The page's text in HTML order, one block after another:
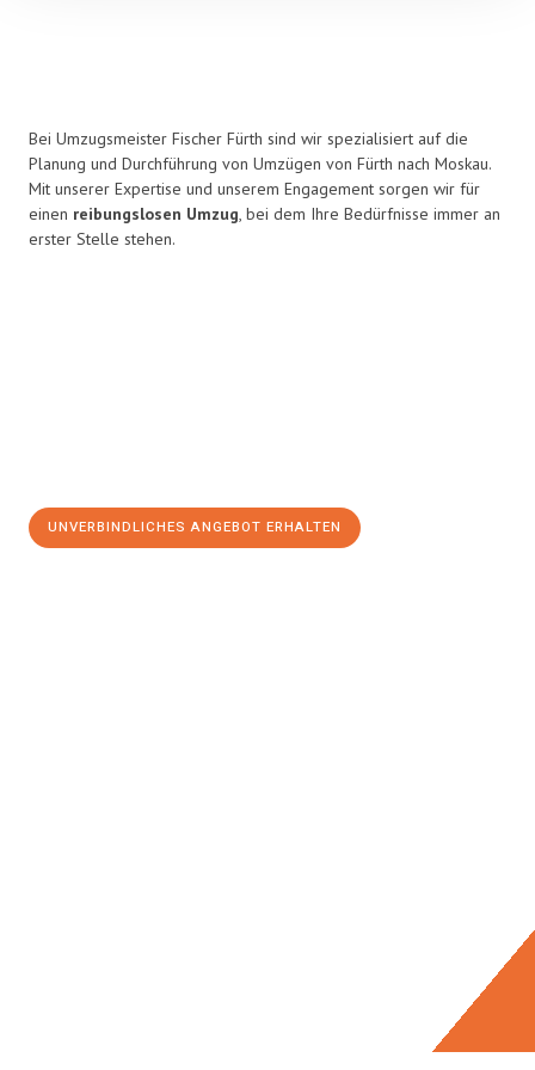
Bei Umzugsmeister Fischer Fürth sind wir spezialisiert auf die
Planung und Durchführung von Umzügen von Fürth nach Moskau.
Mit unserer Expertise und unserem Engagement sorgen wir für
einen reibungslosen Umzug, bei dem Ihre Bedürfnisse immer an
erster Stelle stehen.
UNVERBINDLICHES ANGEBOT ERHALTEN